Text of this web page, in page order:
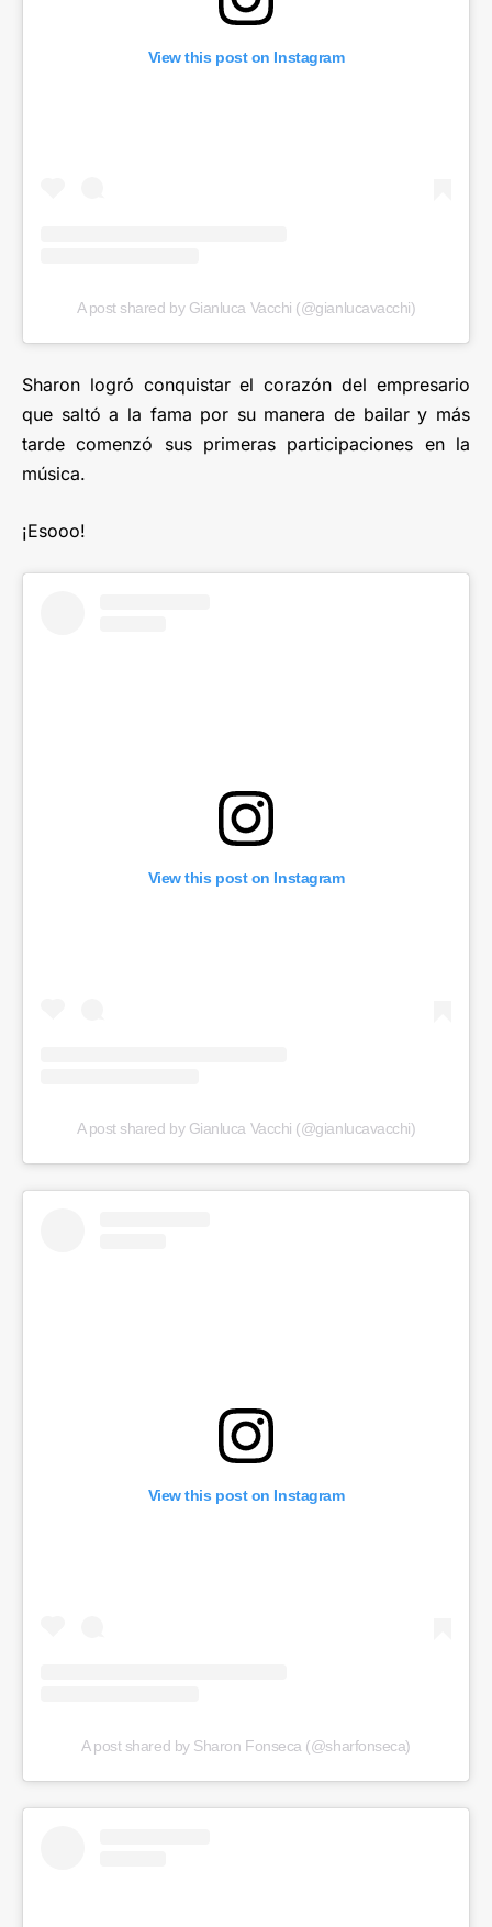
View this post on Instagram
A post shared by Gianluca Vacchi (@gianlucavacchi)
Sharon logró conquistar el corazón del empresario
que saltó a la fama por su manera de bailar y más
tarde comenzó sus primeras participaciones en la
música.
¡Esooo!
View this post on Instagram
A post shared by Gianluca Vacchi (@gianlucavacchi)
View this post on Instagram
A post shared by Sharon Fonseca (@sharfonseca)